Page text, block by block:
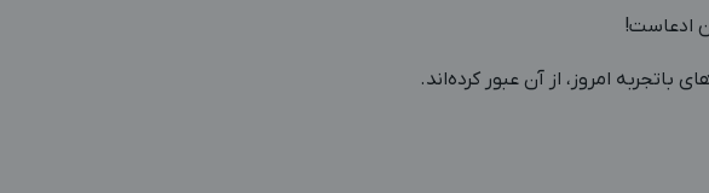
ادعاست!
امروز، از آن عبور کرده‌اند.